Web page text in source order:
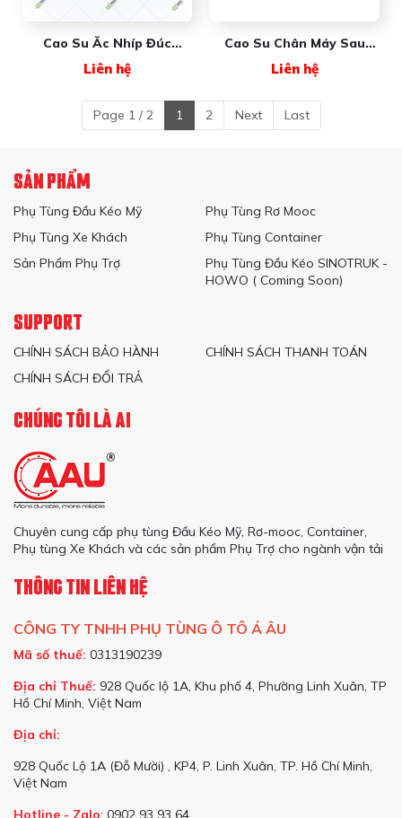
Cao Su Ắc Nhíp Đúc
- Giải Pháp Giảm Chấn Và
Xe Đầu Kéo
Liên hệ
Cao Su Chân Máy Sau
NWBCD273301 New Wave
Liên hệ
Page 1 / 2 1 2 Next Last
SẢN PHẨM
Phụ Tùng Đầu Kéo Mỹ
Phụ Tùng Rơ Mooc
Phụ Tùng Xe Khách
Phụ Tùng Container
Sản Phẩm Phụ Trợ
Phụ Tùng Đầu Kéo SINOTRUK -
HOWO ( Coming Soon)
SUPPORT
CHÍNH SÁCH BẢO HÀNH
CHÍNH SÁCH THANH TOÁN
CHÍNH SÁCH ĐỔI TRẢ
CHÚNG TÔI LÀ AI
Chuyên cung cấp phụ tùng Đầu Kéo Mỹ, Rơ-mooc, Container,
Phụ tùng Xe Khách và các sản phẩm Phụ Trợ cho ngành vận tải
THÔNG TIN LIÊN HỆ
CÔNG TY TNHH PHỤ TÙNG Ô TÔ Á ÂU
Mã số thuế: 0313190239
Địa chỉ Thuế: 928 Quốc lộ 1A, Khu phố 4, Phường Linh Xuân, TP
Hồ Chí Minh, Việt Nam
Địa chỉ:
928 Quốc Lộ 1A (Đỗ Mười) , KP4, P. Linh Xuân, TP. Hồ Chí Minh,
Việt Nam
Hotline - Zalo: 0902 93 93 64